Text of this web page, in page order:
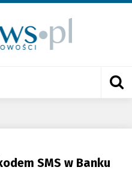
SMS w Banku